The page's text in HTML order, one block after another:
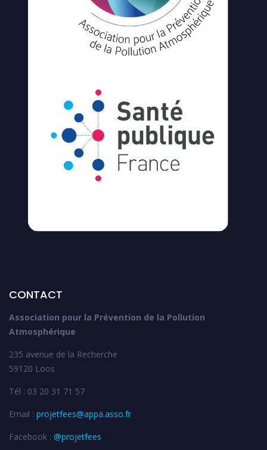
CONTACT
Association pour la Prévention de la Pollution
Atmosphérique
235 avenue de la Recherche
59120 Loos
Tél : 03 20 31 71 57
Email : projetfees@appa.asso.fr
Facebook : @projetfees